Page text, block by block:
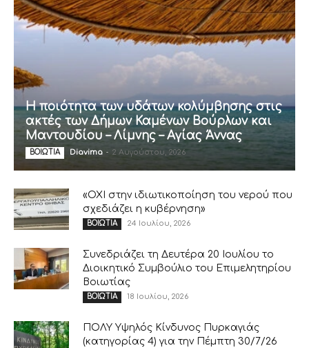
Η ποιότητα των υδάτων κολύμβησης στις
ακτές των Δήμων Καμένων Βούρλων και
Μαντουδίου – Λίμνης – Αγίας Άννας
ΒΟΙΩΤΙΑ Diavima - 2 Αυγούστου, 2026
«ΟΧΙ στην ιδιωτικοποίηση του νερού που
σχεδιάζει η κυβέρνηση»
ΒΟΙΩΤΙΑ 24 Ιουλίου, 2026
Συνεδριάζει τη Δευτέρα 20 Ιουλίου το
Διοικητικό Συμβούλιο του Επιμελητηρίου
Βοιωτίας
ΒΟΙΩΤΙΑ 18 Ιουλίου, 2026
ΠΟΛΥ Υψηλός Κίνδυνος Πυρκαγιάς
(κατηγορίας 4) για την Πέμπτη 30/7/26